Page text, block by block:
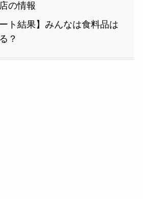
の情報
ト結果】みんなは食料品は
？